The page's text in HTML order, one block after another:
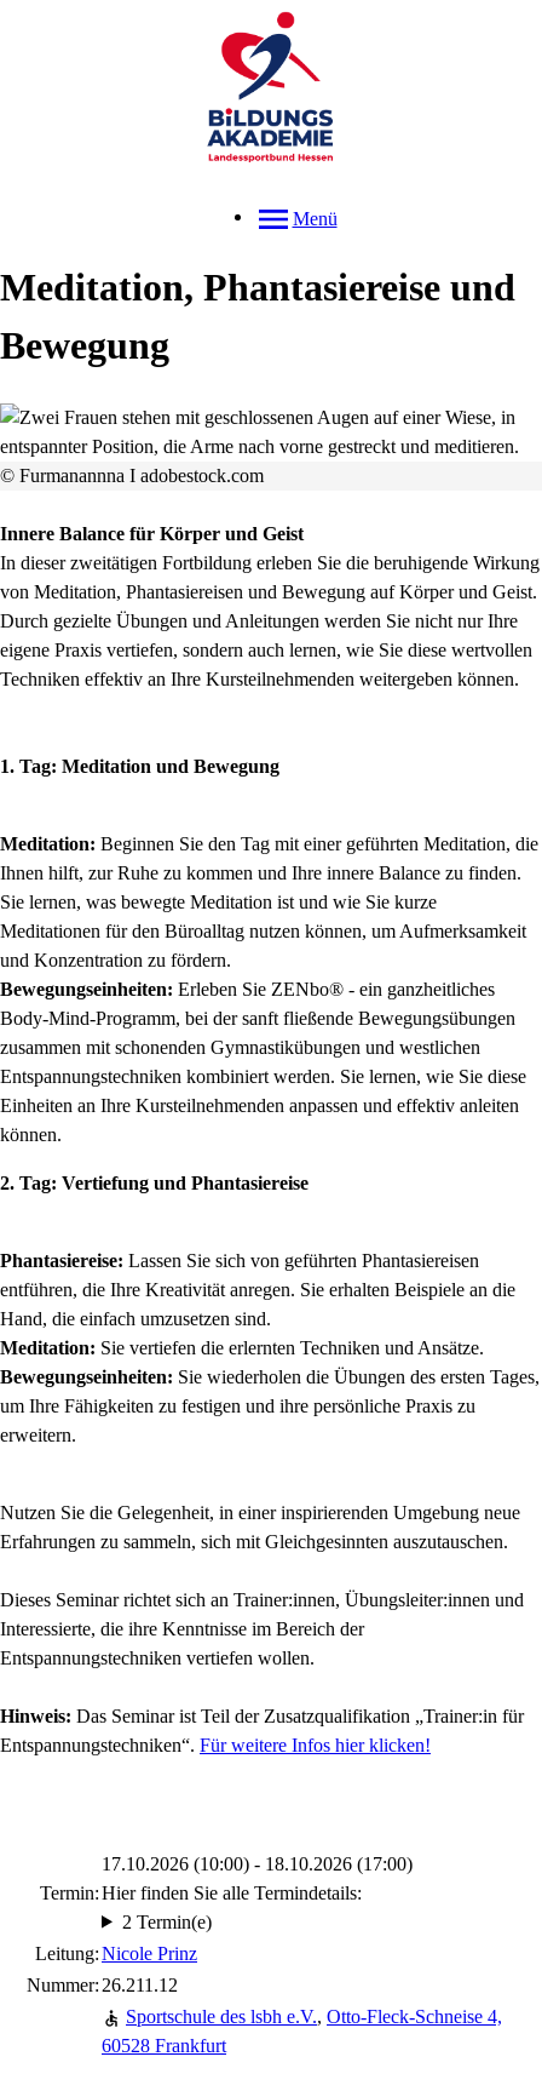
Menü
Meditation, Phantasiereise und
Bewegung
© Furmanannna I adobestock.com
Innere Balance für Körper und Geist
In dieser zweitätigen Fortbildung erleben Sie die beruhigende Wirkung
von Meditation, Phantasiereisen und Bewegung auf Körper und Geist.
Durch gezielte Übungen und Anleitungen werden Sie nicht nur Ihre
eigene Praxis vertiefen, sondern auch lernen, wie Sie diese wertvollen
Techniken effektiv an Ihre Kursteilnehmenden weitergeben können.
1. Tag: Meditation und Bewegung
Meditation: Beginnen Sie den Tag mit einer geführten Meditation, die
Ihnen hilft, zur Ruhe zu kommen und Ihre innere Balance zu finden.
Sie lernen, was bewegte Meditation ist und wie Sie kurze
Meditationen für den Büroalltag nutzen können, um Aufmerksamkeit
und Konzentration zu fördern.
Bewegungseinheiten: Erleben Sie ZENbo® - ein ganzheitliches
Body-Mind-Programm, bei der sanft fließende Bewegungsübungen
zusammen mit schonenden Gymnastikübungen und westlichen
Entspannungstechniken kombiniert werden. Sie lernen, wie Sie diese
Einheiten an Ihre Kursteilnehmenden anpassen und effektiv anleiten
können.
2. Tag: Vertiefung und Phantasiereise
Phantasiereise: Lassen Sie sich von geführten Phantasiereisen
entführen, die Ihre Kreativität anregen. Sie erhalten Beispiele an die
Hand, die einfach umzusetzen sind.
Meditation: Sie vertiefen die erlernten Techniken und Ansätze.
Bewegungseinheiten: Sie wiederholen die Übungen des ersten Tages,
um Ihre Fähigkeiten zu festigen und ihre persönliche Praxis zu
erweitern.
Nutzen Sie die Gelegenheit, in einer inspirierenden Umgebung neue
Erfahrungen zu sammeln, sich mit Gleichgesinnten auszutauschen.
Dieses Seminar richtet sich an Trainer:innen, Übungsleiter:innen und
Interessierte, die ihre Kenntnisse im Bereich der
Entspannungstechniken vertiefen wollen.
Hinweis: Das Seminar ist Teil der Zusatzqualifikation „Trainer:in für
Entspannungstechniken“. Für weitere Infos hier klicken!
Termin:
17.10.2026 (10:00) - 18.10.2026 (17:00)
Hier finden Sie alle Termindetails:
2 Termin(e)
Leitung:Nicole Prinz
Nummer: 26.211.12
Sportschule des lsbh e.V., Otto-Fleck-Schneise 4,
60528 Frankfurt